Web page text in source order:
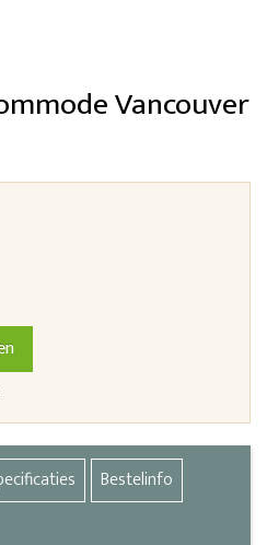
Vancouver
Bestelinfo